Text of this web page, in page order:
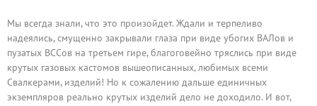
Мы всегда знали, что это произойдет. Ждали и терпеливо
надеялись, смущенно закрывали глаза при виде убогих ВАЛов и
пузатых ВССов на третьем гире, благоговейно тряслись при виде
крутых газовых кастомов вышеописанных, любимых всеми
Свалкерами, изделий! Но к сожалению дальше единичных
экземпляров реально крутых изделий дело не доходило. И вот,